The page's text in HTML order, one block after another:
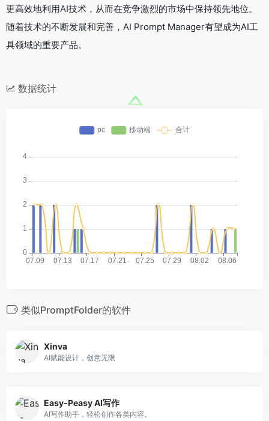
更高效地利用AI技术，从而在竞争激烈的市场中保持领先地位。
随着技术的不断发展和完善，AI Prompt Manager有望成为AI工
具领域的重要产品。
数据统计
类似PromptFolder的软件
Xinva
AI赋能设计，创意无限
Easy-Peasy AI写作
AI写作助手，轻松创作各类内容。